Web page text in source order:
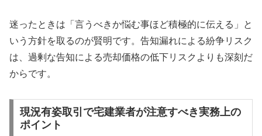
迷ったときは「言うべきか悩む事ほど積極的に伝える」と
いう方針を取るのが賢明です。告知漏れによる紛争リスク
は、過剰な告知による売却価格の低下リスクよりも深刻だ
からです。
現況有姿取引で宅建業者が注意すべき実務上の
ポイント